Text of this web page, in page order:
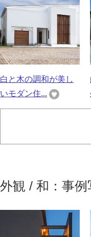
白と木の調和が美し
いモダン住...
外観 / 和：事